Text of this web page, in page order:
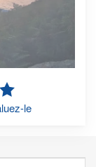
le